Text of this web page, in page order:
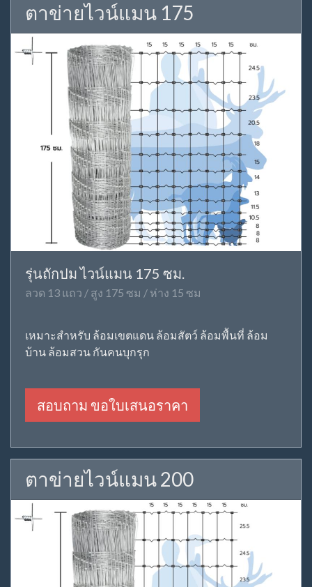
ตาข่ายไวน์แมน 175
รุ่นถักปม ไวน์แมน 175 ซม.
ลวด 13 แถว / สูง 175 ซม / ห่าง 15 ซม
เหมาะสำหรับ ล้อมเขตแดน ล้อมสัตว์ ล้อมพื้นที่ ล้อม
บ้าน ล้อมสวน กันคนบุกรุก
สอบถาม ขอใบเสนอราคา
ตาข่ายไวน์แมน 200